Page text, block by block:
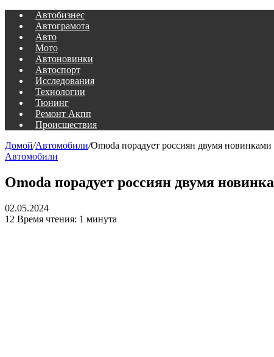
Автобизнес
Автограмота
Авто
Мото
Автоновинки
Автоспорт
Исследования
Технологии
Тюнинг
Ремонт Акпп
Происшествия
Домой/Автомобили/Omoda порадует россиян двумя
Автомобили
Omoda порадует россиян двумя
02.05.2024
12 Время чтения: 1 минута